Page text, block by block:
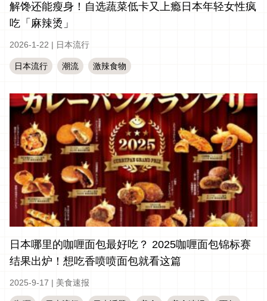
解馋还能瘦身！自选蔬菜低卡又上瘾日本年轻女性疯
吃「麻辣烫」
2026-1-22 | 日本流行
日本流行 潮流 激辣食物
日本哪里的咖喱面包最好吃？ 2025咖喱面包锦标赛
结果出炉！想吃香喷喷面包就看这篇
2025-9-17 | 美食速报